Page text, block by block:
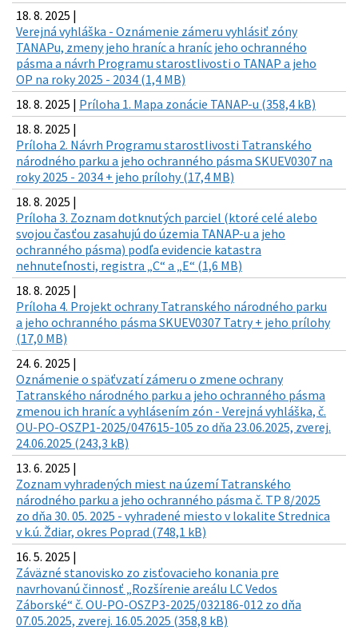
18. 8. 2025 |
Verejná vyhláška - Oznámenie zámeru vyhlásiť zóny
TANAPu, zmeny jeho hraníc a hraníc jeho ochranného
pásma a návrh Programu starostlivosti o TANAP a jeho
OP na roky 2025 - 2034 (1,4 MB)
18. 8. 2025 | Príloha 1. Mapa zonácie TANAP-u (358,4 kB)
18. 8. 2025 |
Príloha 2. Návrh Programu starostlivosti Tatranského
národného parku a jeho ochranného pásma SKUEV0307 na
roky 2025 - 2034 + jeho prílohy (17,4 MB)
18. 8. 2025 |
Príloha 3. Zoznam dotknutých parciel (ktoré celé alebo
svojou časťou zasahujú do územia TANAP-u a jeho
ochranného pásma) podľa evidencie katastra
nehnuteľnosti, registra „C“ a „E“ (1,6 MB)
18. 8. 2025 |
Príloha 4. Projekt ochrany Tatranského národného parku
a jeho ochranného pásma SKUEV0307 Tatry + jeho prílohy
(17,0 MB)
24. 6. 2025 |
Oznámenie o späťvzatí zámeru o zmene ochrany
Tatranského národného parku a jeho ochranného pásma
zmenou ich hraníc a vyhlásením zón - Verejná vyhláška, č.
OU-PO-OSZP1-2025/047615-105 zo dňa 23.06.2025, zverej.
24.06.2025 (243,3 kB)
13. 6. 2025 |
Zoznam vyhradených miest na území Tatranského
národného parku a jeho ochranného pásma č. TP 8/2025
zo dňa 30. 05. 2025 - vyhradené miesto v lokalite Strednica
v k.ú. Ždiar, okres Poprad (748,1 kB)
16. 5. 2025 |
Záväzné stanovisko zo zisťovacieho konania pre
navrhovanú činnosť „Rozšírenie areálu LC Vedos
Záborské“ č. OU-PO-OSZP3-2025/032186-012 zo dňa
07.05.2025, zverej. 16.05.2025 (358,8 kB)